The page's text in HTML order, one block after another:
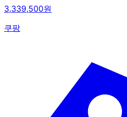
3,339,500원
쿠팡